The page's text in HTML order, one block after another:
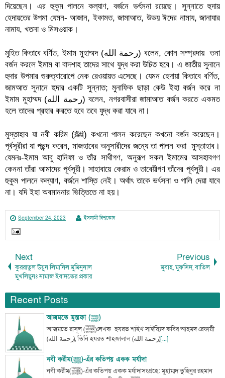
দিয়েছেন। এর হুকুম পালনে কল্যাণ, বর্জনে ভর্ৎসনা রয়েছে। সুন্নাতে হুদায়
হেদায়তের উপমা যেমন- আজান, ইকামত, জামাআত, উভয় ঈদের নামায, জানাযার
নামায, খতনা ও মিসওয়াক।
মুহিত কিতাবে বর্ণিত, ইমাম মুহাম্মদ (رحمة الله) বলেন, কোন সম্প্রদায়  তনা
বর্জন করলে ইমাম বা বাদশাহ তাদের সাথে যুদ্ধ করা উচিত হবে। এ জাতীয় সুনানে
হুদার উপমার গুরুত্বারোপে নেক রেওয়ায়ত এসেছে। যেমন হেদায়া কিতাবে বর্ণিত,
জামআত সুনানে হুদার একটি সুন্নাত; মুনাফিক ছাড়া কেউ ইহা বর্জন করে না
ইমাম মুহাম্মদ (رحمة الله) বলেন, নগরবাসীরা জামাআত বর্জন করতে একমত
হলে তাদের প্রহার করতে হবে তবে যুদ্ধ করা যাবে না।
মুস্তাহাব যা নবী করিম (ﷺ) কখনো পালন করেছেন কখনো বর্জন করেছেন।
পূর্বসূরীরা যা পছন্দ করেন, মাজহাবের অনুসারীদের জন্যে তা পালন করা  মুস্তাহাব।
যেমনঃ-ইমাম আবু হানিফা ও তাঁর সাথীগণ, অনুরূপ সকল ইমামের আসহাবগণ
কেননা তাঁরা আমাদের পূর্বসূরী। সাহাবায়ে কেরাম ও তাবেয়ীগণ তাঁদের পূর্বসুরী। এর
হুকুম পালনে কল্যাণ, বর্জনে শাস্তি নেই। অর্থাৎ তাকে ভর্ৎসনা ও গালি দেয়া যাবে
না। যদি ইহা অবমাননার ভিত্তিতে না হয়।
September 24, 2023 ইসলামী বিশ্বকোষ
Next
কুররাতুল উয়ুন লিমানিল মুমিনুনাল
মুখলিছুনঃ নামাজ ইবাদতের প্রকার
Previous
মুবাহ, মুফসিদ, বাতিল
Recent Posts
আজমতে মুস্তফা (ﷺ)
আজমতে রাসূল (ﷺ)লেখক: হযরত শাইখ সাইয়্যিদ কবির আহমদ রেফায়ী
(رحمة الله), তিনি হযরত শাহজালাল (رحمة الله)[...]
নবী করীম(ﷺ)-এঁর কতিপয় একক মর্যাদা
নবী করীম(ﷺ)-এঁর কতিপয় একক মর্যাদাসংগ্রহে: মুহাম্মদ তুহিনুর রহমান